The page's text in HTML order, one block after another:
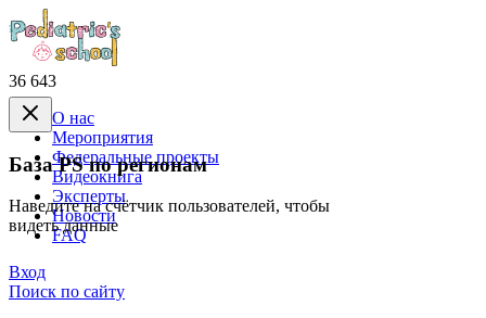
36 643
База PS по регионам
Наведите на счётчик пользователей, чтобы
видеть данные
О нас
Mероприятия
Федеральные проекты
Видеокнига
Эксперты
Новости
FAQ
Вход
Поиск по сайту